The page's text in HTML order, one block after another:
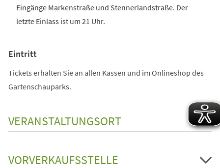
Eingänge Markenstraße und Stennerlandstraße. Der
letzte Einlass ist um 21 Uhr.
Eintritt
Tickets erhalten Sie an allen Kassen und im Onlineshop des
Gartenschauparks.
VERANSTALTUNGSORT
VORVERKAUFSSTELLE